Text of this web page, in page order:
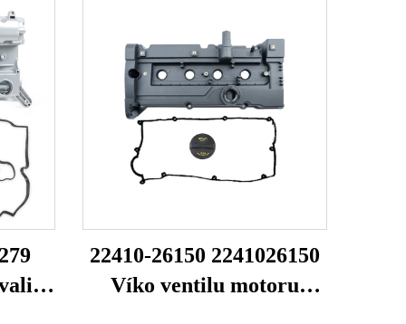
22410-26150 2241026150
Víko ventilu motoru